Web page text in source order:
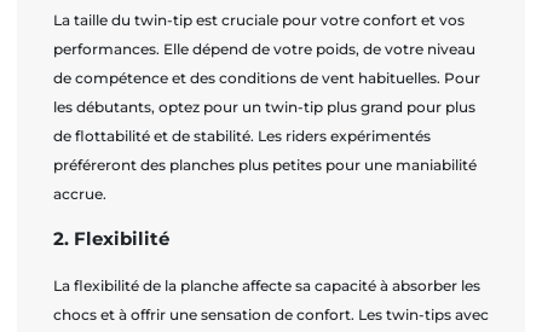
La taille du twin-tip est cruciale pour votre confort et vos
performances. Elle dépend de votre poids, de votre niveau
de compétence et des conditions de vent habituelles. Pour
les débutants, optez pour un twin-tip plus grand pour plus
de flottabilité et de stabilité. Les riders expérimentés
préféreront des planches plus petites pour une maniabilité
accrue.
2. Flexibilité
La flexibilité de la planche affecte sa capacité à absorber les
chocs et à offrir une sensation de confort. Les twin-tips avec